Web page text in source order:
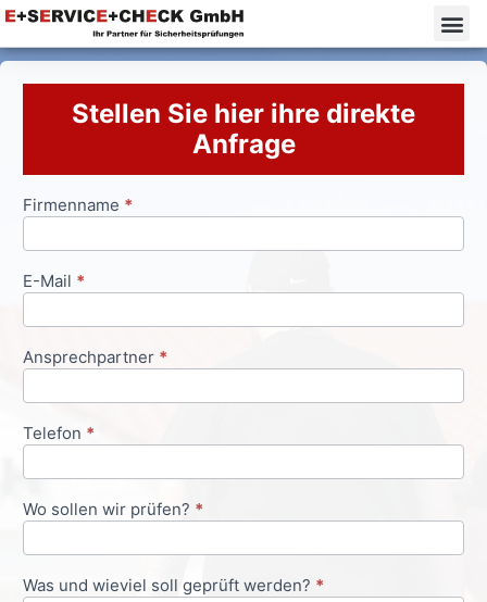
Stellen Sie hier ihre direkte
Anfrage
Anfrageformular
Firmenname *
E-Mail *
Ansprechpartner *
Telefon *
Wo sollen wir prüfen? *
Was und wieviel soll geprüft werden? *